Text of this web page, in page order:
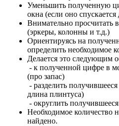
Уменьшить полученную
окна (если оно спускается
Внимательно просчитать
(эркеры, колонны и т.д.)
Ориентируясь на
определить необходимое
Делается это следующим
- к полученной цифре в
(про запас)
- разделить
длина плинтуса)
- округлить
Необходимое количество
найдено.